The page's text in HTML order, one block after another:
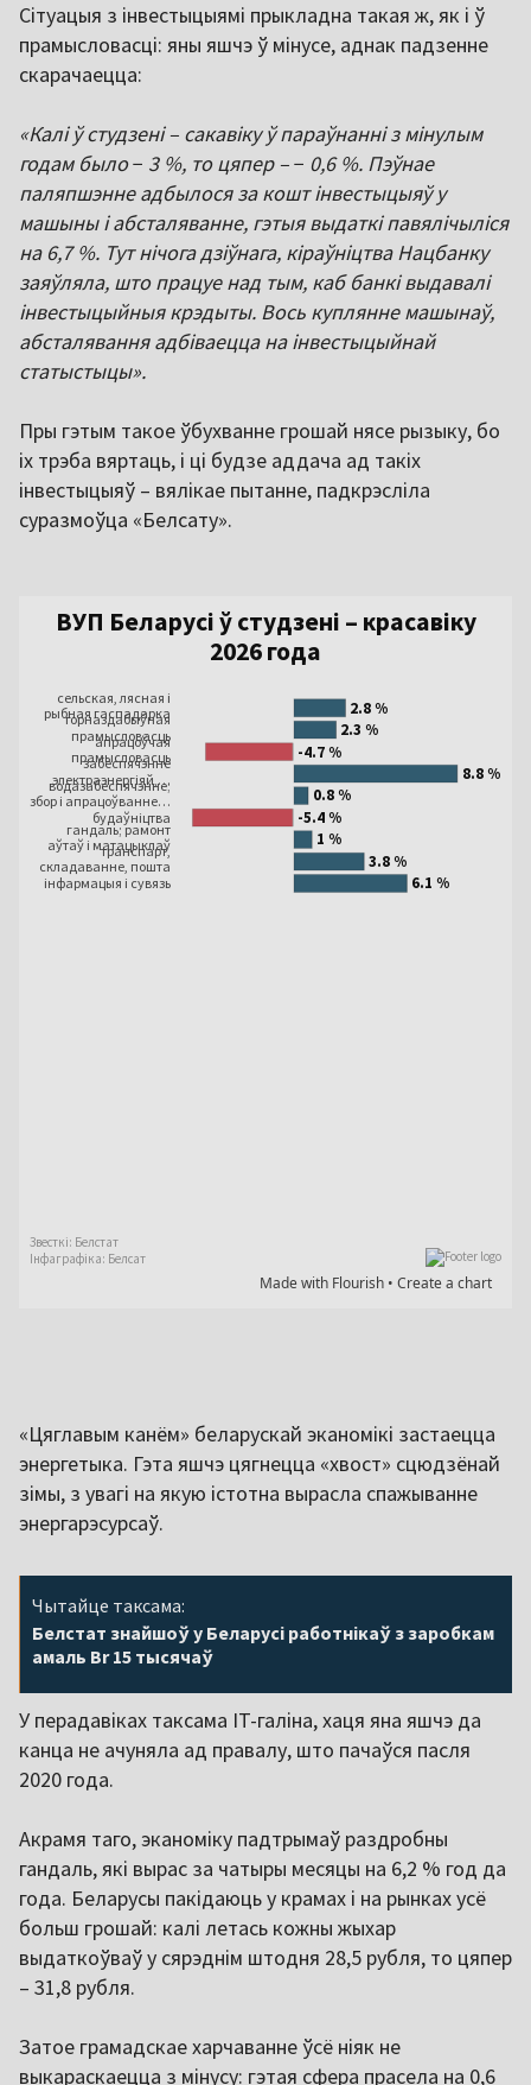
Сітуацыя з інвестыцыямі прыкладна такая ж, як і ў
прамысловасці: яны яшчэ ў мінусе, аднак падзенне
скарачаецца:
«Калі ў студзені – сакавіку ў параўнанні з мінулым
годам было− 3 %, то цяпер –− 0,6 %. Пэўнае
паляпшэнне адбылося за кошт інвестыцыяў у
машыны і абсталяванне, гэтыя выдаткі павялічыліся
на 6,7 %. Тут нічога дзіўнага, кіраўніцтва Нацбанку
заяўляла, што працуе над тым, каб банкі выдавалі
інвестыцыйныя крэдыты. Вось куплянне машынаў,
абсталявання адбіваецца на інвестыцыйнай
статыстыцы».
Пры гэтым такое ўбухванне грошай нясе рызыку, бо
іх трэба вяртаць, і ці будзе аддача ад такіх
інвестыцыяў – вялікае пытанне, падкрэсліла
суразмоўца «Белсату».
«Цяглавым канём» беларускай эканомікі застаецца
энергетыка. Гэта яшчэ цягнецца «хвост» сцюдзёнай
зімы, з увагі на якую істотна вырасла спажыванне
энергарэсурсаў.
Чытайце таксама:
Белстат знайшоў у Беларусі работнікаў з заробкам
амаль Br 15 тысячаў
У перадавіках таксама IT-галіна, хаця яна яшчэ да
канца не ачуняла ад правалу, што пачаўся пасля
2020 года.
Акрамя таго, эканоміку падтрымаў раздробны
гандаль, які вырас за чатыры месяцы на 6,2 % год да
года. Беларусы пакідаюць у крамах і на рынках усё
больш грошай: калі летась кожны жыхар
выдаткоўваў у сярэднім штодня 28,5 рубля, то цяпер
– 31,8 рубля.
Затое грамадскае харчаванне ўсё ніяк не
выкараскаецца з мінусу: гэтая сфера прасела на 0,6